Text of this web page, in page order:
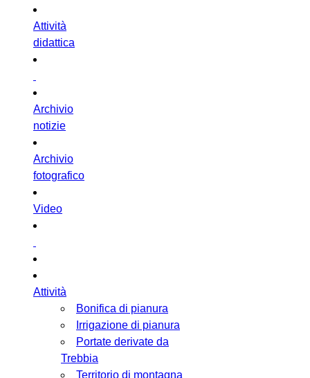
Attività
didattica
Archivio
notizie
Archivio
fotografico
Video
Attività
Bonifica di pianura
Irrigazione di pianura
Portate derivate da
Trebbia
Territorio di montagna